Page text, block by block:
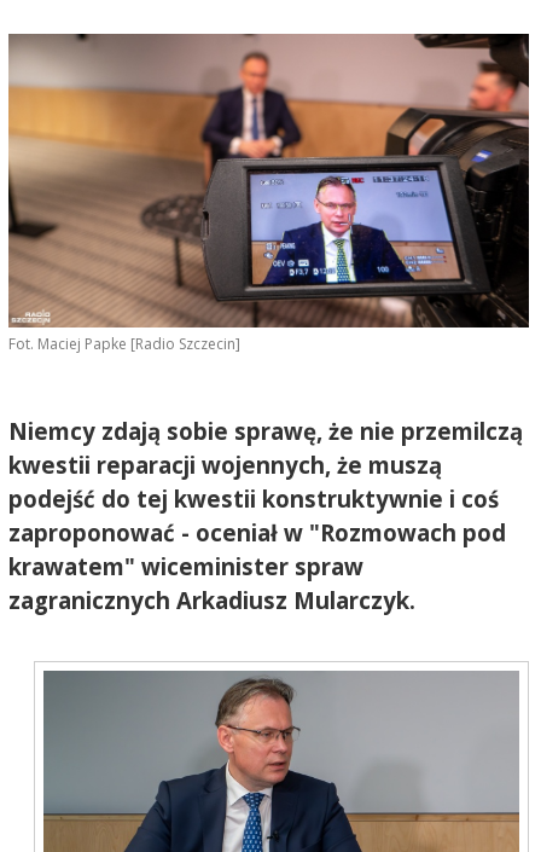
Fot. Maciej Papke [Radio Szczecin]
Niemcy zdają sobie sprawę, że nie przemilczą
kwestii reparacji wojennych, że muszą
podejść do tej kwestii konstruktywnie i coś
zaproponować - oceniał w "Rozmowach pod
krawatem" wiceminister spraw
zagranicznych Arkadiusz Mularczyk.